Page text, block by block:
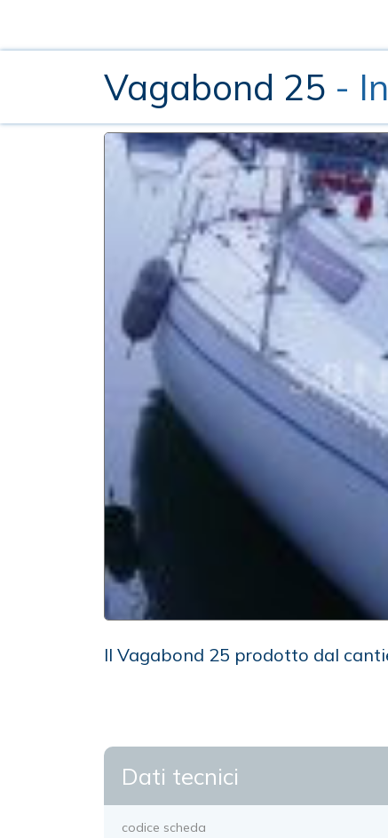
Vagabond 25 -
Il Vagabond 25 prodotto dal
Dati tecnici
codice scheda